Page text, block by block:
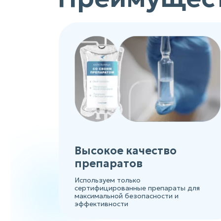
Высокое качество
препаратов
Используем только
сертифицированные препараты для
максимальной безопасности и
эффективности